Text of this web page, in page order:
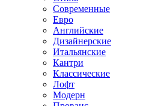
Современные
Евро
Английские
Дизайнерские
Итальянские
Кантри
Классические
Лофт
Модерн